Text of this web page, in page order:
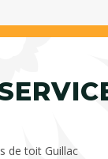
de toit Guillac